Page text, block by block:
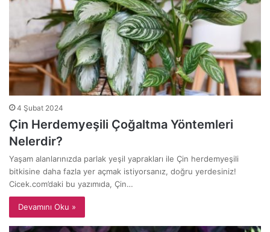
4 Şubat 2024
Çin Herdemyeşili Çoğaltma Yöntemleri
Nelerdir?
Yaşam alanlarınızda parlak yeşil yaprakları ile Çin herdemyeşili
bitkisine daha fazla yer açmak istiyorsanız, doğru yerdesiniz!
Cicek.com’daki bu yazımıda, Çin…
Devamını Oku »